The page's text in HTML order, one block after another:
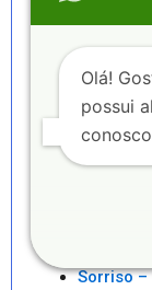
Senhor
Serra –
Serrinha
Sete
Sorriso –
Olá!
possui